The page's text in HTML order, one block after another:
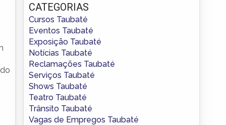
CATEGORIAS
Cursos Taubaté
Eventos Taubaté
Exposição Taubaté
Notícias Taubaté
Reclamações Taubaté
Serviços Taubaté
Shows Taubaté
Teatro Taubaté
Trânsito Taubaté
Vagas de Empregos Taubaté